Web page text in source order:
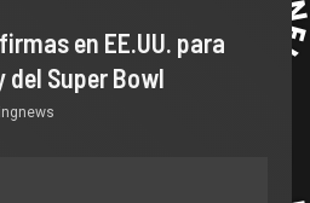
en EE.UU. para
del Super Bowl